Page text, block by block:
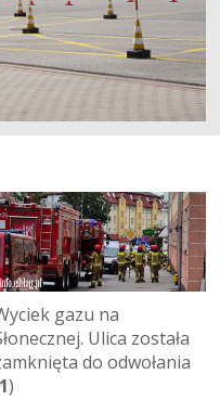
gazu na
Ulica została
do odwołania
1)